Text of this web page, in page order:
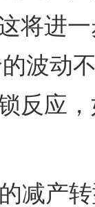
将进
波动
反应
减产